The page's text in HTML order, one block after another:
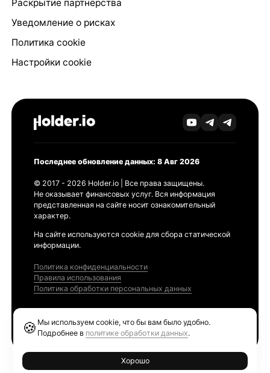
Раскрытие партнёрства
Уведомление о рисках
Политика cookie
Настройки cookie
Последнее обновление данных: 8 Авг 2026
© 2017 - 2026 Holder.io | Все права защищены.
Не оказывает финансовых услуг. Вся информация
представленная на сайте носит ознакомительный
характер.
На сайте используются cookie для сбора статической
информации.
Политика конфиденциальности
Правила использования
Политика обработки персональных данных
🍪 Мы используем cookie, что бы вам было удобно.
Подробнее в политике обработки данных.
Хорошо
Ethereum GAS Tracker